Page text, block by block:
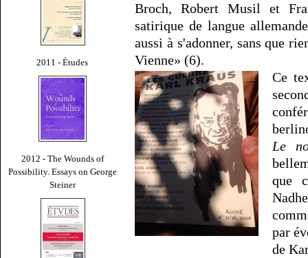
2011 - Études
2012 - The Wounds of
Possibility. Essays on George
Steiner
Broch, Robert Musil et
satirique de langue
aussi à s'adonner, sans que
Vienne» (6).
Ce
Le
que
par
de